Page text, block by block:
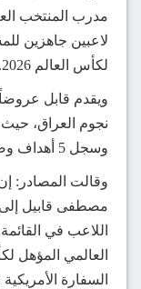
مدرب المنتخب
لاعبين جاهزين
لكأس العالم 2026.
ويقدم قابل
وسجل 5 أهداف وصنع 6.
وقالت المصادر:
مصطفى قابيل
اللاعب في
العالمي المؤهل
السفارة